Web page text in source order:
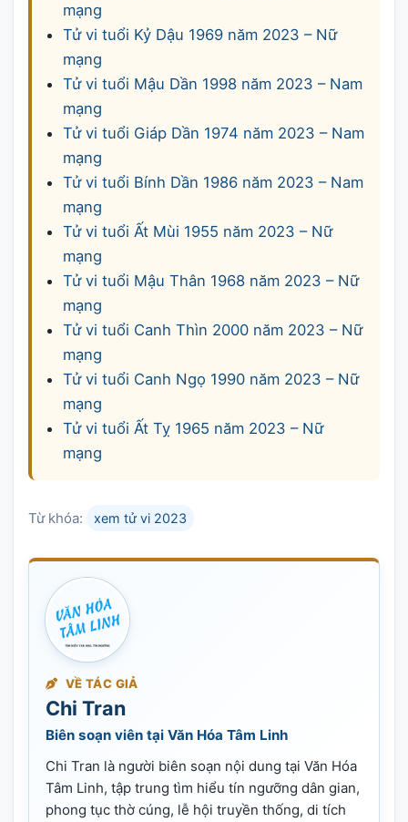
mạng
Tử vi tuổi Kỷ Dậu 1969 năm 2023 – Nữ
mạng
Tử vi tuổi Mậu Dần 1998 năm 2023 – Nam
mạng
Tử vi tuổi Giáp Dần 1974 năm 2023 – Nam
mạng
Tử vi tuổi Bính Dần 1986 năm 2023 – Nam
mạng
Tử vi tuổi Ất Mùi 1955 năm 2023 – Nữ
mạng
Tử vi tuổi Mậu Thân 1968 năm 2023 – Nữ
mạng
Tử vi tuổi Canh Thìn 2000 năm 2023 – Nữ
mạng
Tử vi tuổi Canh Ngọ 1990 năm 2023 – Nữ
mạng
Tử vi tuổi Ất Tỵ 1965 năm 2023 – Nữ
mạng
Từ khóa: xem tử vi 2023
VỀ TÁC GIẢ
Chi Tran
Biên soạn viên tại Văn Hóa Tâm Linh
Chi Tran là người biên soạn nội dung tại Văn Hóa
Tâm Linh, tập trung tìm hiểu tín ngưỡng dân gian,
phong tục thờ cúng, lễ hội truyền thống, di tích